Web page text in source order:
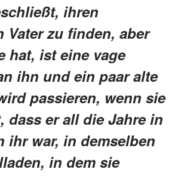
ihren
zu finden, aber
hat, ist eine vage
ihn und ein paar alte
passieren, wenn sie
dass er all die Jahre in
ihr war, in demselben
in dem sie